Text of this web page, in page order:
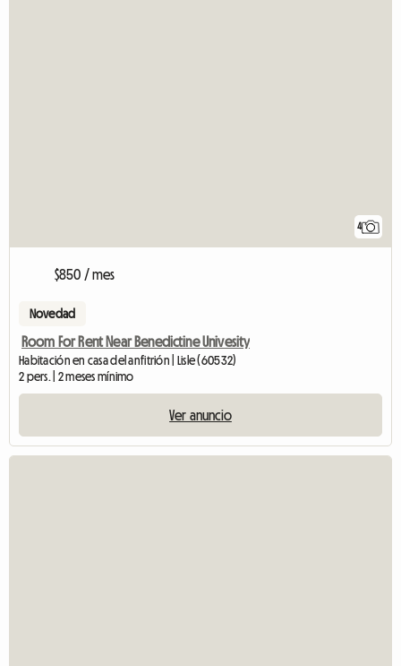
4
$850 / mes
Novedad
Room For Rent Near Benedictine Univesity
Habitación en casa del anfitrión | Lisle (60532)
2 pers. | 2 meses mínimo
Ver anuncio